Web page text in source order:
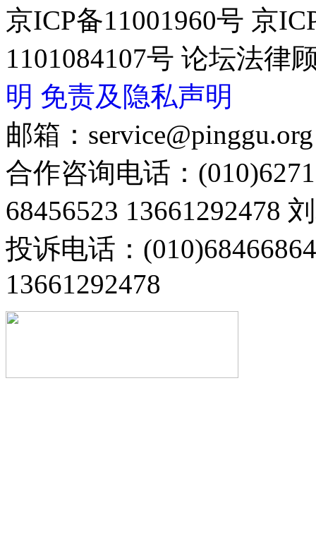
京ICP备11001960号 京
1101084107号 论坛法律
明 免责及隐私声明
邮箱：service@pinggu.org
合作咨询电话：
68456523 13661292478
投诉电话：
13661292478